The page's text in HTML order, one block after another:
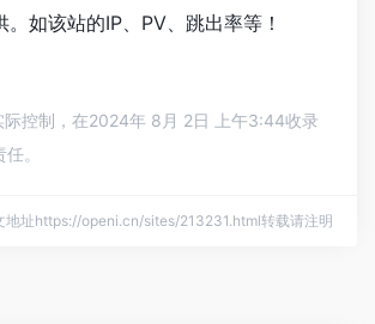
如该站的IP、PV、跳出率等！
控制，在2024年 8月 2日 上午3:44收录
。
地址https://openi.cn/sites/213231.html转载请注明